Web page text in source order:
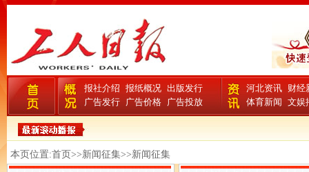
报社介绍 报纸概况 出版发行
广告发行 广告价格 广告投放
河北资讯 财经
体育新闻 文娱
本页位置:首页>>新闻征集>>新闻征集